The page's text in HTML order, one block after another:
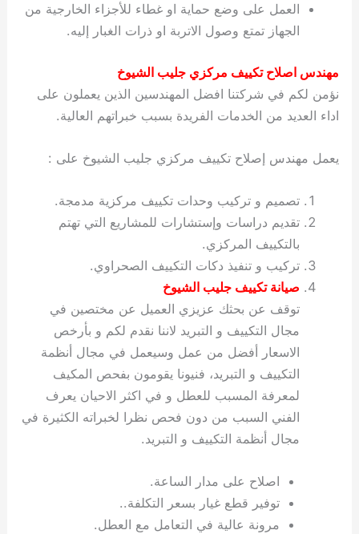
العمل على وضع حماية او غطاء للأجزاء الخارجية من
الجهاز تمتع وصول الاتربة او ذرات الغبار إليه.
مهندس اصلاح تكييف مركزي جليب الشيوخ
نؤمن لكم في شركتنا افضل المهندسين الذين يعملون على
اداء العديد من الخدمات الفريدة بسبب خبراتهم العالية.
يعمل مهندس إصلاح تكييف مركزي جليب الشيوخ على :
تصميم و تركيب وحدات تكييف مركزية مدمجة.
تقديم دراسات وإستشارات للمشاريع التي تهتم
بالتكييف المركزي.
تركيب و تنفيذ دكات التكييف الصحراوي.
صيانة تكييف جليب الشيوخ
توقف عن بحثك عزيزي العميل عن مختصين في
مجال التكييف و التبريد لاننا نقدم لكم و بأرخص
الاسعار أفضل من عمل وسيعمل في مجال أنظمة
التكييف و التبريد، فنيونا يقومون بفحص المكيف
لمعرفة المسبب للعطل و في اكثر الاحيان يعرف
الفني السبب من دون فحص نظرا لخبراته الكثيرة في
مجال أنظمة التكييف و التبريد.
اصلاح على مدار الساعة.
توفير قطع غيار بسعر التكلفة..
مرونة عالية في التعامل مع العطل.